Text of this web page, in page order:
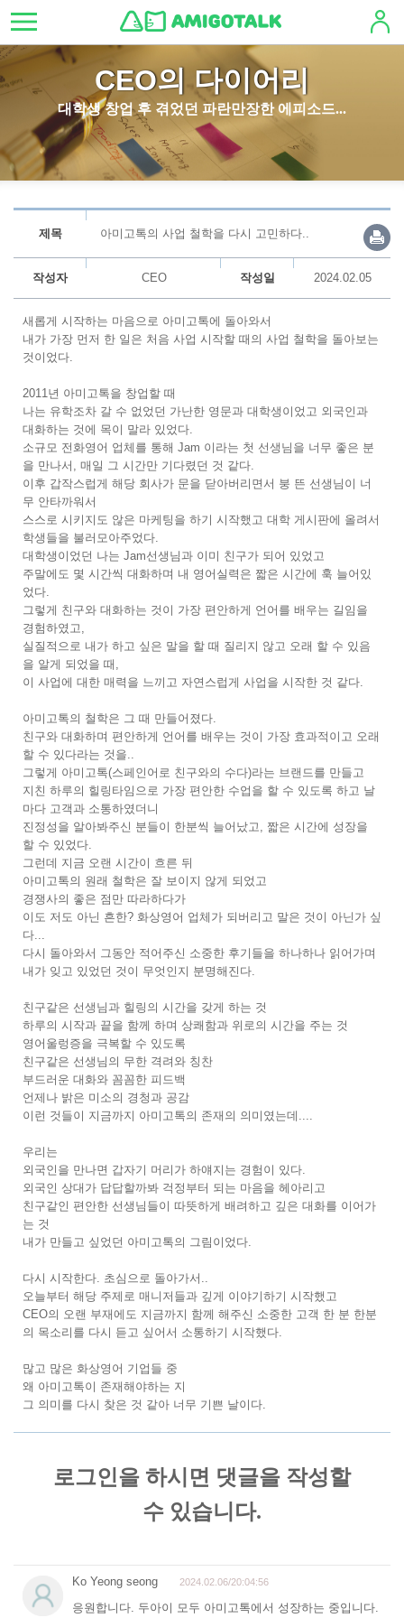
CEO의 다이어리
대학생 창업 후 겪었던 파란만장한 에피소드...
제목 아미고톡의 사업 철학을 다시 고민하다..
작성자 CEO 작성일 2024.02.05
새롭게 시작하는 마음으로 아미고톡에 돌아와서
내가 가장 먼저 한 일은 처음 사업 시작할 때의 사업 철학을 돌아보는
것이었다.
2011년 아미고톡을 창업할 때
나는 유학조차 갈 수 없었던 가난한 영문과 대학생이었고 외국인과
대화하는 것에 목이 말라 있었다.
소규모 전화영어 업체를 통해 Jam 이라는 첫 선생님을 너무 좋은 분
을 만나서, 매일 그 시간만 기다렸던 것 같다.
이후 갑작스럽게 해당 회사가 문을 닫아버리면서 붕 뜬 선생님이 너
무 안타까워서
스스로 시키지도 않은 마케팅을 하기 시작했고 대학 게시판에 올려서
학생들을 불러모아주었다.
대학생이었던 나는 Jam선생님과 이미 친구가 되어 있었고
주말에도 몇 시간씩 대화하며 내 영어실력은 짧은 시간에 훅 늘어있
었다.
그렇게 친구와 대화하는 것이 가장 편안하게 언어를 배우는 길임을
경험하였고,
실질적으로 내가 하고 싶은 말을 할 때 질리지 않고 오래 할 수 있음
을 알게 되었을 때,
이 사업에 대한 매력을 느끼고 자연스럽게 사업을 시작한 것 같다.
아미고톡의 철학은 그 때 만들어졌다.
친구와 대화하며 편안하게 언어를 배우는 것이 가장 효과적이고 오래
할 수 있다라는 것을..
그렇게 아미고톡(스페인어로 친구와의 수다)라는 브랜드를 만들고
지친 하루의 힐링타임으로 가장 편안한 수업을 할 수 있도록 하고 날
마다 고객과 소통하였더니
진정성을 알아봐주신 분들이 한분씩 늘어났고, 짧은 시간에 성장을
할 수 있었다.
그런데 지금 오랜 시간이 흐른 뒤
아미고톡의 원래 철학은 잘 보이지 않게 되었고
경쟁사의 좋은 점만 따라하다가
이도 저도 아닌 흔한? 화상영어 업체가 되버리고 말은 것이 아닌가 싶
다...
다시 돌아와서 그동안 적어주신 소중한 후기들을 하나하나 읽어가며
내가 잊고 있었던 것이 무엇인지 분명해진다.
친구같은 선생님과 힐링의 시간을 갖게 하는 것
하루의 시작과 끝을 함께 하며 상쾌함과 위로의 시간을 주는 것
영어울렁증을 극복할 수 있도록
친구같은 선생님의 무한 격려와 칭찬
부드러운 대화와 꼼꼼한 피드백
언제나 밝은 미소의 경청과 공감
이런 것들이 지금까지 아미고톡의 존재의 의미였는데....
우리는
외국인을 만나면 갑자기 머리가 하얘지는 경험이 있다.
외국인 상대가 답답할까봐 걱정부터 되는 마음을 헤아리고
친구같인 편안한 선생님들이 따뜻하게 배려하고 깊은 대화를 이어가
는 것
내가 만들고 싶었던 아미고톡의 그림이었다.
다시 시작한다. 초심으로 돌아가서..
오늘부터 해당 주제로 매니저들과 깊게 이야기하기 시작했고
CEO의 오랜 부재에도 지금까지 함께 해주신 소중한 고객 한 분 한분
의 목소리를 다시 듣고 싶어서 소통하기 시작했다.
많고 많은 화상영어 기업들 중
왜 아미고톡이 존재해야하는 지
그 의미를 다시 찾은 것 같아 너무 기쁜 날이다.